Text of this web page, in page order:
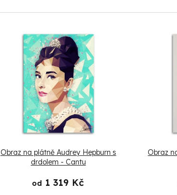
Obraz na plátně Audrey Hepburn s
drdolem - Cantu
od 1 319 Kč
Obraz